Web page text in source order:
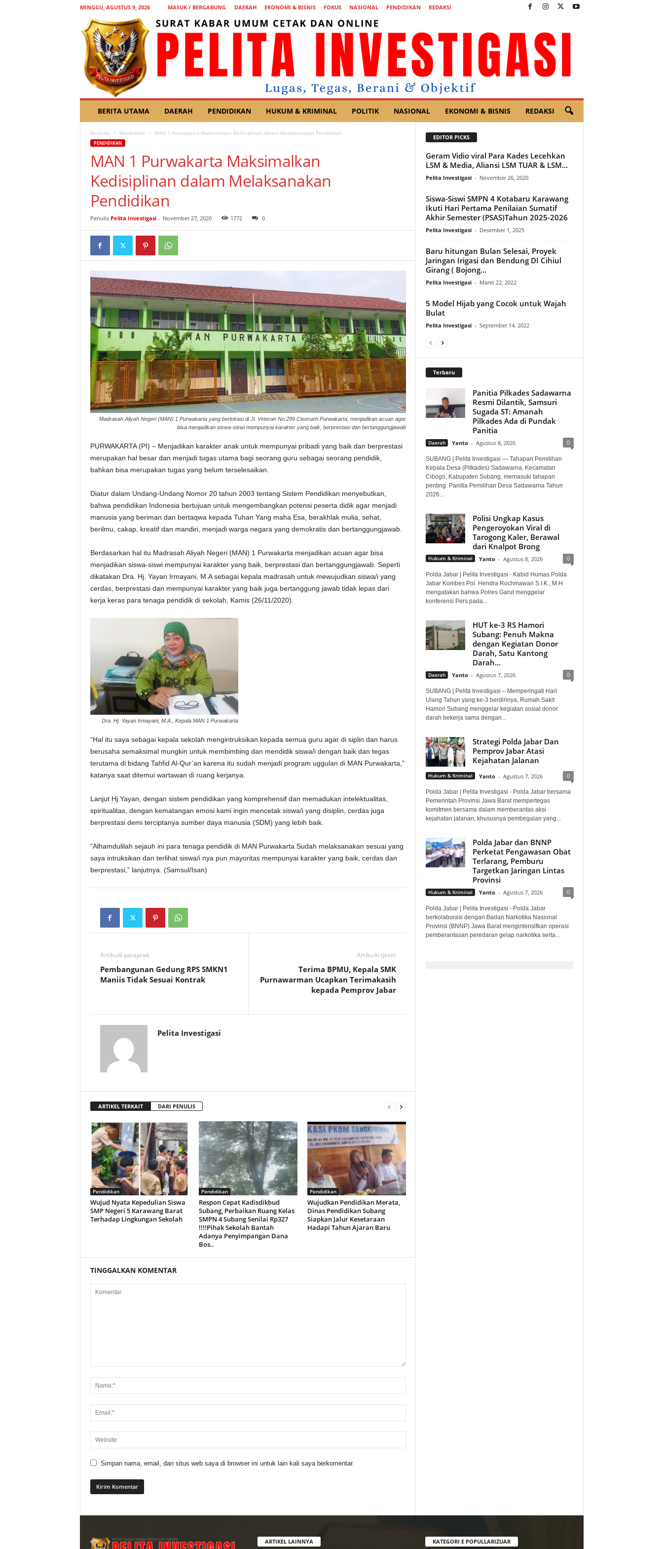
MINGGU, AGUSTUS 9, 2026 MASUK / BERGABUNG DAERAH EKONOMI & BISNIS FOKUS NASIONAL PENDIDIKAN REDAKSI
L
S
BERITA UTAMA DAERAH PENDIDIKAN HUKUM & KRIMINAL POLITIK NASIONAL EKONOMI & BISNIS REDAKSI
Beranda Pendidikan MAN 1 Purwakarta Maksimalkan Kedisiplinan dalam Melaksanakan Pendidikan
PENDIDIKAN
MAN 1 Purwakarta Maksimalkan
Kedisiplinan dalam Melaksanakan
Pendidikan
Penulis Pelita Investigasi- November 27, 2020 1772 0
Madrasah Aliyah Negeri (MAN) 1 Purwakarta yang berlokasi di Jl. Veteran No.299 Ciserueh Purwakarta, menjadikan acuan agar
bisa menjadikan siswa-siswi mempunyai karakter yang baik, berprestasi dan bertanggungjawab
PURWAKARTA (PI) – Menjadikan karakter anak untuk mempunyai pribadi yang baik dan berprestasi
merupakan hal besar dan menjadi tugas utama bagi seorang guru sebagai seorang pendidik,
bahkan bisa merupakan tugas yang belum terselesaikan.
Diatur dalam Undang-Undang Nomor 20 tahun 2003 tentang Sistem Pendidikan menyebutkan,
bahwa pendidikan Indonesia bertujuan untuk mengembangkan potensi peserta didik agar menjadi
manusia yang beriman dan bertaqwa kepada Tuhan Yang maha Esa, berakhlak mulia, sehat,
berilmu, cakap, kreatif dan mandiri, menjadi warga negara yang demokratis dan bertanggungjawab.
Berdasarkan hal itu Madrasah Aliyah Negeri (MAN) 1 Purwakarta menjadikan acuan agar bisa
menjadikan siswa-siswi mempunyai karakter yang baik, berprestasi dan bertanggungjawab. Seperti
dikatakan Dra. Hj. Yayan Irmayani, M.A sebagai kepala madrasah untuk mewujudkan siswa/i yang
cerdas, berprestasi dan mempunyai karakter yang baik juga bertanggung jawab tidak lepas dari
kerja keras para tenaga pendidik di sekolah, Kamis (26/11/2020).
Dra. Hj. Yayan Irmayani, M.A., Kepala MAN 1 Purwakarta
“Hal itu saya sebagai kepala sekolah mengintruksikan kepada semua guru agar di siplin dan harus
berusaha semaksimal mungkin untuk membimbing dan mendidik siswa/i dengan baik dan tegas
terutama di bidang Tahfid Al-Qur’an karena itu sudah menjadi program uggulan di MAN Purwakarta,”
katanya saat ditemui wartawan di ruang kerjanya.
Lanjut Hj Yayan, dengan sistem pendidikan yang komprehensif dan memadukan intelektualitas,
spiritualitas, dengan kematangan emosi kami ingin mencetak siswa/i yang disiplin, cerdas juga
berprestasi demi terciptanya sumber daya manusia (SDM) yang lebih baik.
“Alhamdulilah sejauh ini para tenaga pendidik di MAN Purwakarta Sudah melaksanakan sesuai yang
saya intruksikan dan terlihat siswa/i nya pun mayoritas mempunyai karakter yang baik, cerdas dan
berprestasi,” lanjutnya. (Samsul/Isan)
Artikulli paraprak
Pembangunan Gedung RPS SMKN1
Maniis Tidak Sesuai Kontrak
Artikulli tjetër
Terima BPMU, Kepala SMK
Purnawarman Ucapkan Terimakasih
kepada Pemprov Jabar
Pelita Investigasi
ARTIKEL TERKAIT DARI PENULIS
Pendidikan
Wujud Nyata Kepedulian Siswa
SMP Negeri 5 Karawang Barat
Terhadap Lingkungan Sekolah
Pendidikan
Respon Cepat Kadisdikbud
Subang, Perbaikan Ruang Kelas
SMPN 4 Subang Senilai Rp327
!!!!Pihak Sekolah Bantah
Adanya Penyimpangan Dana
Bos..
Pendidikan
Wujudkan Pendidikan Merata,
Dinas Pendidikan Subang
Siapkan Jalur Kesetaraan
Hadapi Tahun Ajaran Baru
TINGGALKAN KOMENTAR
Simpan nama, email, dan situs web saya di browser ini untuk lain kali saya berkomentar.
EDITOR PICKS
Geram Vidio viral Para Kades Lecehkan
LSM & Media, Aliansi LSM TUAR & LSM...
Pelita Investigasi - November 26, 2020
Siswa-Siswi SMPN 4 Kotabaru Karawang
Ikuti Hari Pertama Penilaian Sumatif
Akhir Semester (PSAS)Tahun 2025-2026
Pelita Investigasi - Desember 1, 2025
Baru hitungan Bulan Selesai, Proyek
Jaringan Irigasi dan Bendung DI Cihiul
Girang ( Bojong...
Pelita Investigasi - Maret 22, 2022
5 Model Hijab yang Cocok untuk Wajah
Bulat
Pelita Investigasi - September 14, 2022
Terbaru
Panitia Pilkades Sadawarna
Resmi Dilantik, Samsuri
Sugada ST: Amanah
Pilkades Ada di Pundak
Panitia
Daerah Yanto - Agustus 8, 2026 0
SUBANG | Pelita Investigasi — Tahapan Pemilihan
Kepala Desa (Pilkades) Sadawarna, Kecamatan
Cibogo, Kabupaten Subang, memasuki tahapan
penting. Panitia Pemilihan Desa Sadawarna Tahun
2026...
Polisi Ungkap Kasus
Pengeroyokan Viral di
Tarogong Kaler, Berawal
dari Knalpot Brong
Hukum & Kriminal Yanto - Agustus 8, 2026 0
Polda Jabar | Pelita Investigasi - Kabid Humas Polda
Jabar Kombes Pol. Hendra Rochmawan S.I.K., M.H
mengatakan bahwa Polres Garut menggelar
konferensi Pers pada...
HUT ke-3 RS Hamori
Subang: Penuh Makna
dengan Kegiatan Donor
Darah, Satu Kantong
Darah...
Daerah Yanto - Agustus 7, 2026 0
SUBANG | Pelita Investigasi – Memperingati Hari
Ulang Tahun yang ke-3 berdirinya, Rumah Sakit
Hamori Subang menggelar kegiatan sosial donor
darah bekerja sama dengan...
Strategi Polda Jabar Dan
Pemprov Jabar Atasi
Kejahatan Jalanan
Hukum & Kriminal Yanto - Agustus 7, 2026 0
Polda Jabar | Pelita Investigasi - Polda Jabar bersama
Pemerintah Provinsi Jawa Barat mempertegas
komitmen bersama dalam memberantas aksi
kejahatan jalanan, khususnya pembegalan yang...
Polda Jabar dan BNNP
Perketat Pengawasan Obat
Terlarang, Pemburu
Targetkan Jaringan Lintas
Provinsi
Hukum & Kriminal Yanto - Agustus 7, 2026 0
Polda Jabar | Pelita Investigasi - Polda Jabar
berkolaborasi dengan Badan Narkotika Nasional
Provinsi (BNNP) Jawa Barat mengintensifkan operasi
pemberantasan peredaran gelap narkotika serta...
ARTIKEL LAINNYA KATEGORI E POPULLARIZUAR